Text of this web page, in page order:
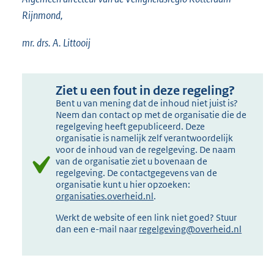
Rijnmond,
mr. drs. A. Littooij
Ziet u een fout in deze regeling?
Bent u van mening dat de inhoud niet juist is?
Neem dan contact op met de organisatie die de
regelgeving heeft gepubliceerd. Deze
organisatie is namelijk zelf verantwoordelijk
voor de inhoud van de regelgeving. De naam
van de organisatie ziet u bovenaan de
regelgeving. De contactgegevens van de
organisatie kunt u hier opzoeken:
organisaties.overheid.nl.
Werkt de website of een link niet goed? Stuur
dan een e-mail naar regelgeving@overheid.nl